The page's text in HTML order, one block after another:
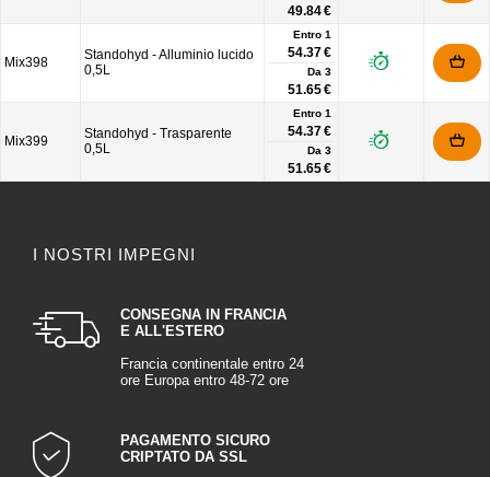
49.84 €
Mix398
Standohyd - Alluminio lucido
0,5L
Entro 1
54.37 €
Da 3
51.65 €
Mix399
Standohyd - Trasparente
0,5L
Entro 1
54.37 €
Da 3
51.65 €
I NOSTRI IMPEGNI
CONSEGNA IN FRANCIA
E ALL'ESTERO
Francia continentale entro 24
ore Europa entro 48-72 ore
PAGAMENTO SICURO
CRIPTATO DA SSL